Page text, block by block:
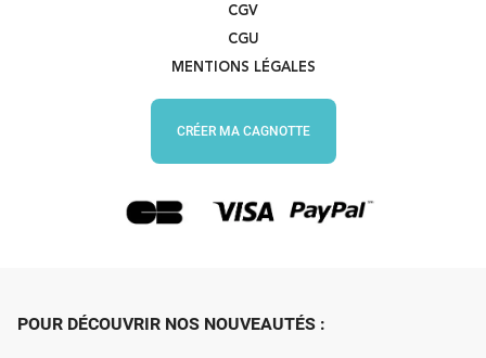
CGV
CGU
MENTIONS LÉGALES
CRÉER MA CAGNOTTE
POUR DÉCOUVRIR NOS NOUVEAUTÉS :